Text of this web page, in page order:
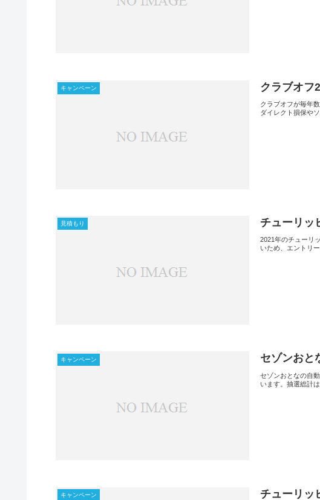
キャンペーン クラブオフ
クラブオフが毎年
ダイレクト損保や
見積もり チューリッ
2021年のチューリ
いため、エントリ
キャンペーン セゾンおと
セゾンおとなの自
います。抽選総計
キャンペーン チューリッ